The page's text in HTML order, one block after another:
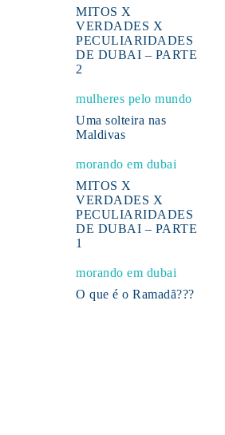
MITOS X
VERDADES X
PECULIARIDADES
DE DUBAI – PARTE
2
mulheres pelo mundo
Uma solteira nas
Maldivas
morando em dubai
MITOS X
VERDADES X
PECULIARIDADES
DE DUBAI – PARTE
1
morando em dubai
O que é o Ramadã???